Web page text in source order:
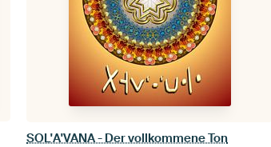
SOL'A'VANA - Der vollkommene Ton